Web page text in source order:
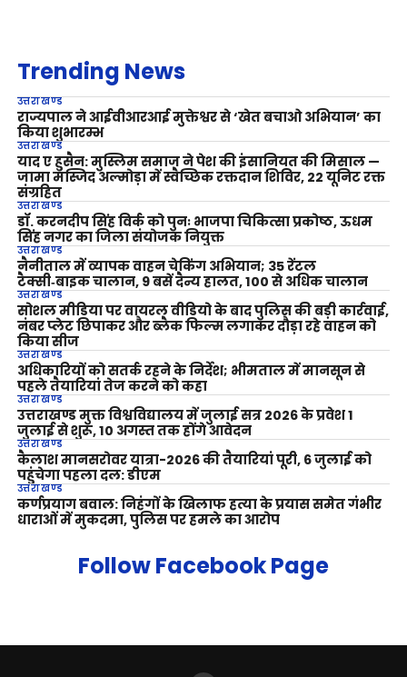
Trending News
उत्तराखण्ड
राज्यपाल ने आईवीआरआई मुक्तेश्वर से ‘खेत बचाओ अभियान’ का
किया शुभारम्भ
उत्तराखण्ड
याद ए हुसैन: मुस्लिम समाज ने पेश की इंसानियत की मिसाल —
जामा मस्जिद अल्मोड़ा में स्वैच्छिक रक्तदान शिविर, 22 यूनिट रक्त
संग्रहित
उत्तराखण्ड
डॉ. करनदीप सिंह विर्क को पुनः भाजपा चिकित्सा प्रकोष्ठ, ऊधम
सिंह नगर का जिला संयोजक नियुक्त
उत्तराखण्ड
नैनीताल में व्यापक वाहन चेकिंग अभियान; 35 रेंटल
टैक्सी‑बाइक चालान, 9 बसें दैन्य हालत, 100 से अधिक चालान
उत्तराखण्ड
सोशल मीडिया पर वायरल वीडियो के बाद पुलिस की बड़ी कार्रवाई,
नंबर प्लेट छिपाकर और ब्लैक फिल्म लगाकर दौड़ा रहे वाहन को
किया सीज
उत्तराखण्ड
अधिकारियों को सतर्क रहने के निर्देश; भीमताल में मानसून से
पहले तैयारियां तेज करने को कहा
उत्तराखण्ड
उत्तराखण्ड मुक्त विश्वविद्यालय में जुलाई सत्र 2026 के प्रवेश 1
जुलाई से शुरू, 10 अगस्त तक होंगे आवेदन
उत्तराखण्ड
कैलाश मानसरोवर यात्रा-2026 की तैयारियां पूरी, 6 जुलाई को
पहुंचेगा पहला दल: डीएम
उत्तराखण्ड
कर्णप्रयाग बवाल: निहंगों के खिलाफ हत्या के प्रयास समेत गंभीर
धाराओं में मुकदमा, पुलिस पर हमले का आरोप
Follow Facebook Page